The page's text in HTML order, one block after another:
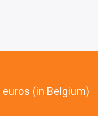
(in Belgium)